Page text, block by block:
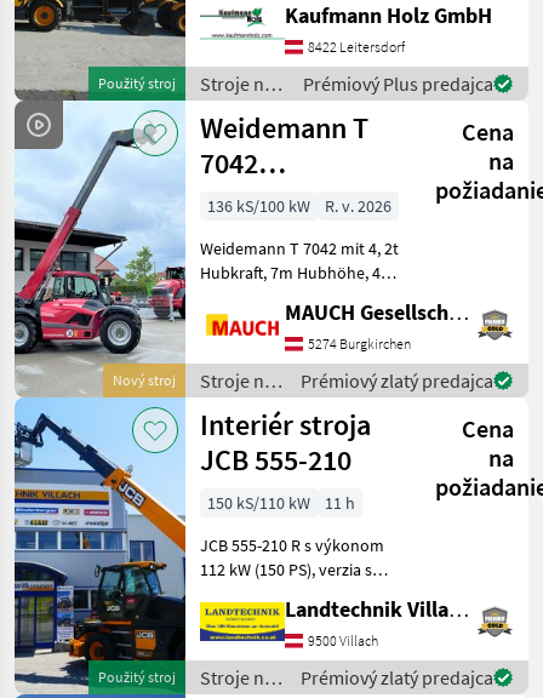
Použitý stroj
Lader 2: Bj. 2016 und lt.
Zähler 2.923 Stunden 10
Meter Hubhöhe 3, 8 Tonnen
Hu
Kaufmann Holz GmbH
8422 Leitersdorf
Stroje na
stavbu /
Dieci
Prémiový Plus predajca
Nový stroj
Weidemann T
7042
Teleskoplader
Cena
na
136 kS/100 kW
R. v. 2026
Weidemann T 7042 mit 4, 2t
Hubkraft, 7m Hubhöhe, 4
7650kg Eigengewicht,
Hydrostatischer
Fahrantrieb, 20 km/h
(Optional 30 km/h / 40
km/h v
MAUCH Gesellschaft m.b.H. & Co.KG
5274 Burgkirchen
Stroje na
stavbu /
Weidemann
Prémiový zlatý predajca
Použitý stroj
Interiér stroja
JCB 555-210
Cena
na
150 kS/110 kW
11 h
JCB 555-210 R s výkonom
112 kW (150 PS), verzia s
palcový displej Load
Management s
automatickou detekciou
príslušenstva, kabína s
Landtechnik Villach GmbH
9500 Villach
Stroje na
Prémiový zlatý predajca